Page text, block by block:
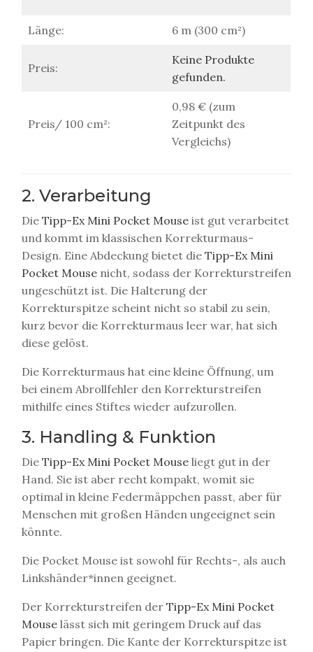
Länge: 6 m (300 cm²)
Preis:
Keine Produkte
gefunden.
Preis/ 100 cm²:
0,98 € (zum
Zeitpunkt des
Vergleichs)
2. Verarbeitung
Die Tipp-Ex Mini Pocket Mouse ist gut verarbeitet
und kommt im klassischen Korrekturmaus-
Design. Eine Abdeckung bietet die Tipp-Ex Mini
Pocket Mouse nicht, sodass der Korrekturstreifen
ungeschützt ist. Die Halterung der
Korrekturspitze scheint nicht so stabil zu sein,
kurz bevor die Korrekturmaus leer war, hat sich
diese gelöst.
Die Korrekturmaus hat eine kleine Öffnung, um
bei einem Abrollfehler den Korrekturstreifen
mithilfe eines Stiftes wieder aufzurollen.
3. Handling & Funktion
Die Tipp-Ex Mini Pocket Mouse liegt gut in der
Hand. Sie ist aber recht kompakt, womit sie
optimal in kleine Federmäppchen passt, aber für
Menschen mit großen Händen ungeeignet sein
könnte.
Die Pocket Mouse ist sowohl für Rechts-, als auch
Linkshänder*innen geeignet.
Der Korrekturstreifen der Tipp-Ex Mini Pocket
Mouse lässt sich mit geringem Druck auf das
Papier bringen. Die Kante der Korrekturspitze ist